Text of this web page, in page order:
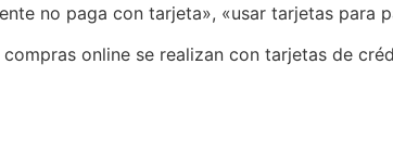
no paga con tarjeta», «usar tarjetas para
online se realizan con tarjetas de